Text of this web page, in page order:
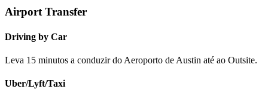
Airport Transfer
Driving by Car
Leva 15 minutos a conduzir do Aeroporto de Austin até ao Outsite.
Uber/Lyft/Taxi